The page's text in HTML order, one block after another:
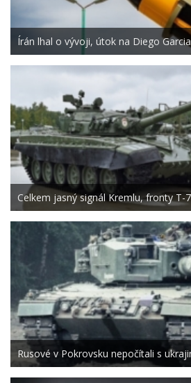
Írán lhal o vývoji, útok na Diego
Celkem jasný signál Kremlu, fronty T-
Rusové v Pokrovsku nepočítali s